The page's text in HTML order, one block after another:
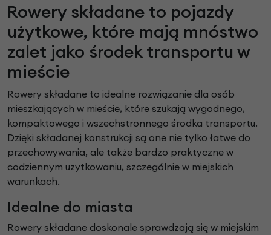
Rowery składane to pojazdy
użytkowe, które mają mnóstwo
zalet jako środek transportu w
mieście
Rowery składane to idealne rozwiązanie dla osób
mieszkających w mieście, które szukają wygodnego,
kompaktowego i wszechstronnego środka transportu.
Dzięki składanej konstrukcji są one nie tylko łatwe do
przechowywania, ale także bardzo praktyczne w
codziennym użytkowaniu, szczególnie w miejskich
warunkach.
Idealne do miasta
Rowery składane doskonale sprawdzają się w miejskim